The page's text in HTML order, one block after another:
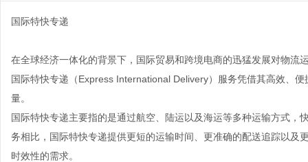
国际特快专递
在全球经济一体化的背景下，国际贸易和跨境电商的迅猛发展对物流
国际特快专递（Express International Delivery）服务凭借其高效、
量。
国际特快专递主要指的是通过航空、陆运以及海运等多种运输方式
务相比，国际特快专递提供更短的运输时间、更准确的配送追踪以及
时效性的需求。